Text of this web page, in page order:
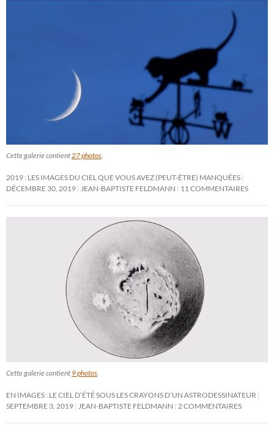
Cette galerie contient27 photos.
2019 : LES IMAGES DU CIEL QUE VOUS AVEZ (PEUT-ÊTRE) MANQUÉES
DÉCEMBRE 30, 2019 JEAN-BAPTISTE FELDMANN 11 COMMENTAIRES
Cette galerie contient 9 photos.
EN IMAGES : LE CIEL D’ÉTÉ SOUS LES CRAYONS D’UN ASTRODESSINATEUR
SEPTEMBRE 3, 2019 JEAN-BAPTISTE FELDMANN 2 COMMENTAIRES